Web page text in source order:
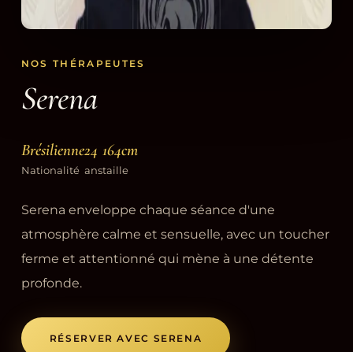
NOS THÉRAPEUTES
Serena
Brésilienne
Nationalité
24
ans
164cm
taille
Serena enveloppe chaque séance d'une
atmosphère calme et sensuelle, avec un toucher
ferme et attentionné qui mène à une détente
profonde.
RÉSERVER AVEC SERENA